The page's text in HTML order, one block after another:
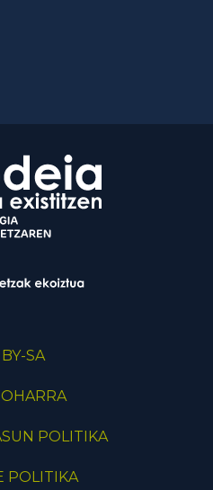
BY-SA
POLITIKA
POLITIKA